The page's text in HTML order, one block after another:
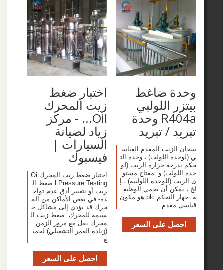
ضاغط
اللولبي
R404a وحدة
/ تبريد
المقدم القياس
اللولب) ، وحدة الت
حرارة الزيت (لو
و. مفتاح مستو
(للوحدة اللولبية) ، إ
أن يحمي الوظيف
ة. جهاز التحكم plc هو مكون
على السعر
اختبار ضغط
زيت المحرك
Oil... - مركز
زياد لصيانة
السيارات |
فيسبوك
اختبار ضغط زيت المحرك Oi
l Pressure Testing ضغط ال
زيت أو بتعبير أدق عدم تواج
ده- في بعض الأماكن من الم
حرك قد يؤدي إلى مشاكل ج
سيمة للمحرك. ضغط زيت ال
محرك يقل مع مرور الزمن
(زيادة العمر التشغيلي) لجمي
احصل على السعر